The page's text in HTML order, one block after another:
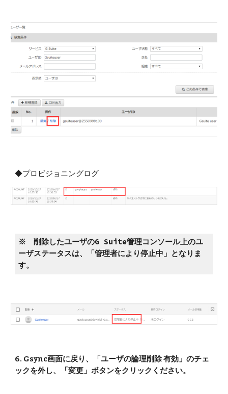
◆プロビジョニングログ
※　削除したユーザのG Suite管理コンソール上のユ
ーザステータスは、「管理者により停止中」となりま
す。
6. Gsync画面に戻り、「ユーザの論理削除 有効」のチェ
ックを外し、「変更」ボタンをクリックください。